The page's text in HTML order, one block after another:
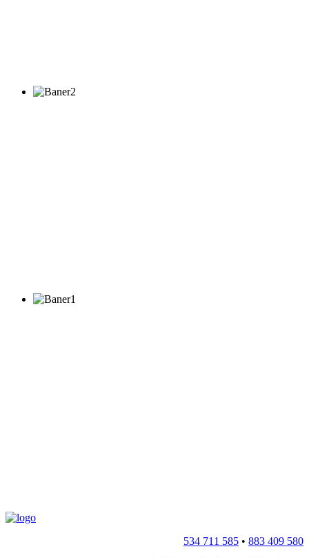
534 711 585 • 883 409 580